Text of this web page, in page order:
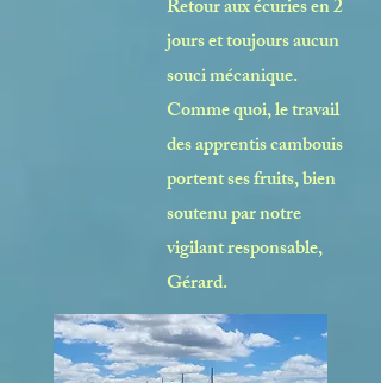
Retour aux écuries en 2
jours et toujours aucun
souci mécanique.
Comme quoi, le travail
des apprentis cambouis
portent ses fruits, bien
soutenu par notre
vigilant responsable,
Gérard.